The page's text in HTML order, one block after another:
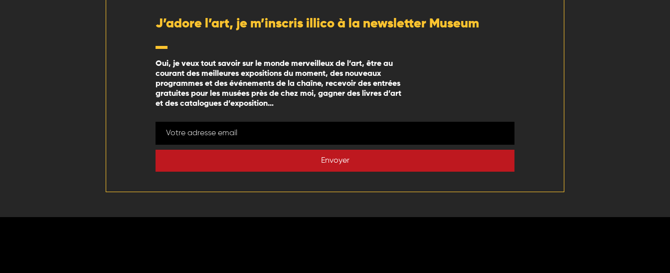
J’adore l’art, je m’inscris illico à la newsletter Museum
Oui, je veux tout savoir sur le monde merveilleux de l’art, être au
courant des meilleures expositions du moment, des nouveaux
programmes et des événements de la chaîne, recevoir des entrées
gratuites pour les musées près de chez moi, gagner des livres d’art
et des catalogues d’exposition…
Envoyer